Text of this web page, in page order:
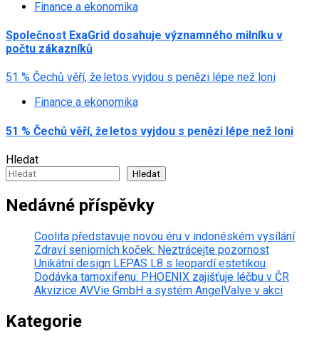
Finance a ekonomika
Společnost ExaGrid dosahuje významného milníku v
počtu zákazníků
51 % Čechů věří, že letos vyjdou s penězi lépe než loni
Finance a ekonomika
51 % Čechů věří, že letos vyjdou s penězi lépe než loni
Hledat
Hledat
Nedávné příspěvky
Coolita představuje novou éru v indonéském vysílání
Zdraví seniorních koček: Neztrácejte pozornost
Unikátní design LEPAS L8 s leopardí estetikou
Dodávka tamoxifenu: PHOENIX zajišťuje léčbu v ČR
Akvizice AVVie GmbH a systém AngelValve v akci
Kategorie